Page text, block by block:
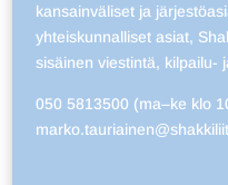
kansainväliset ja
yhteiskunnalliset asiat,
sisäinen viestintä, kilpailu-
050 5813500 (ma–ke klo